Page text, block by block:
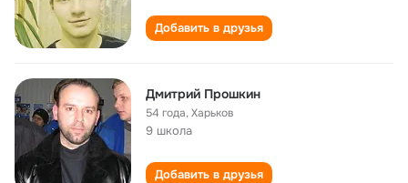
Добавить в друзья
Дмитрий Прошкин
54 года,Харьков
9 школа
Добавить в друзья